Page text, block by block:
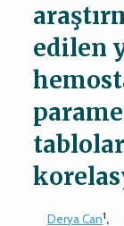
edilen
Derya Can1,